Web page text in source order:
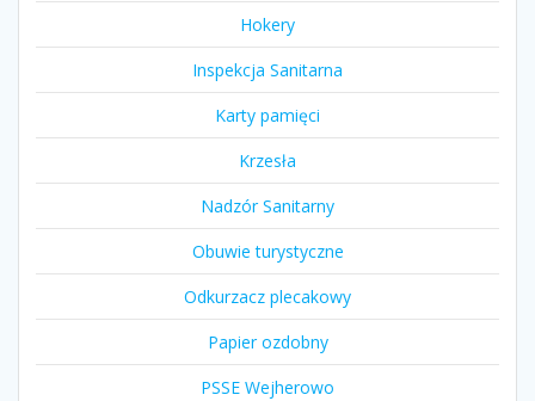
Hokery
Inspekcja Sanitarna
Karty pamięci
Krzesła
Nadzór Sanitarny
Obuwie turystyczne
Odkurzacz plecakowy
Papier ozdobny
PSSE Wejherowo